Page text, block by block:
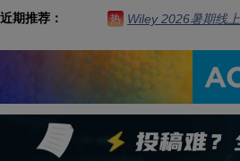
近期推荐： 热 Wiley 2026暑期线